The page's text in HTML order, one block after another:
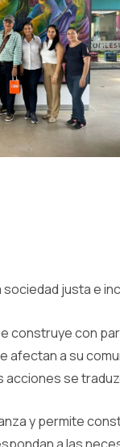
justa e
construye con
a su
se
y permite